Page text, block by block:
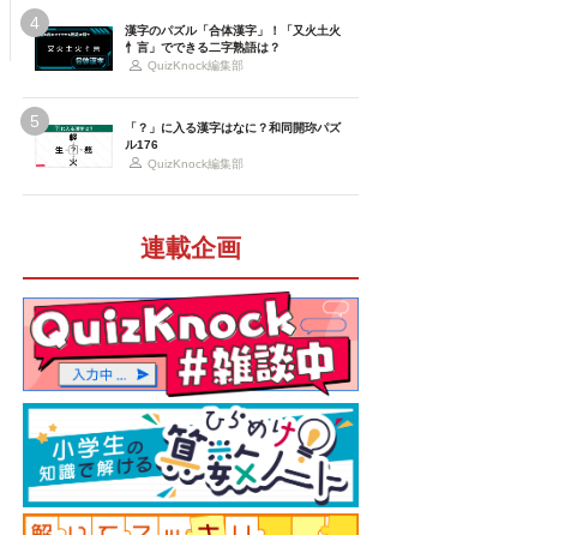
4
漢字のパズル「合体漢字」！「又火土火
忄言」でできる二字熟語は？
QuizKnock編集部
5
「？」に入る漢字はなに？和同開珎パズ
ル176
QuizKnock編集部
連載企画